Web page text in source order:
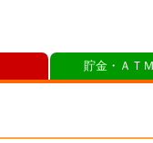
貯金・ＡＴ